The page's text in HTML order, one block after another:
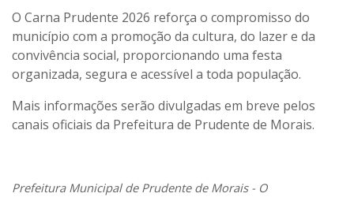
O Carna Prudente 2026 reforça o compromisso do
município com a promoção da cultura, do lazer e da
convivência social, proporcionando uma festa
organizada, segura e acessível a toda população.
Mais informações serão divulgadas em breve pelos
canais oficiais da Prefeitura de Prudente de Morais.
Prefeitura Municipal de Prudente de Morais - O